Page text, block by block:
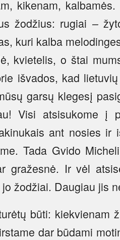
kikenam,
žodžius: rugiai –
kuri kalba
kvietelis, o štai
išvados, kad
garsų klegesį
Visi atsisukome į
ant nosies ir
Tada Gvido
gražesnė. Ir vėl
žodžiai. Daugiau jis
būti: kiekvienam
dar būdami